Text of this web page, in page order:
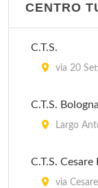
CENTRO
C.T.S.
via 20
C.T.S. Bologna
Largo
C.T.S.
via